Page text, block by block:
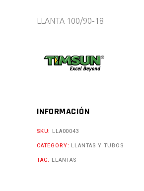
LLANTA 100/90-18
INFORMACIÓN
SKU: LLA00043
CATEGORY: LLANTAS Y TUBOS
TAG: LLANTAS